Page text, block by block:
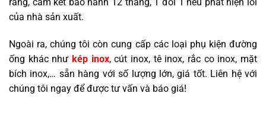
ràng, cam kết bảo hành 12 tháng, 1 đổi 1 nếu phát hiện lỗi
của nhà sản xuất.
Ngoài ra, chúng tôi còn cung cấp các loại phụ kiện đường
ống khác như kép inox, cút inox, tê inox, rắc co inox, mặt
bích inox,… sẵn hàng với số lượng lớn, giá tốt. Liên hệ với
chúng tôi ngay để được tư vấn và báo giá!